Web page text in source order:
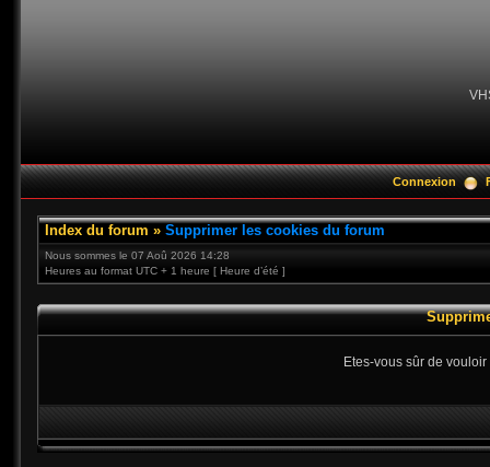
Connexion
Index du forum » Supprimer les cookies du forum
Nous sommes le 07 Aoû 2026 14:28
Heures au format UTC + 1 heure [ Heure d’été ]
Etes-vous sûr de